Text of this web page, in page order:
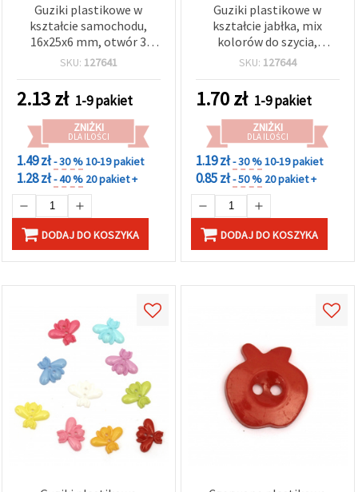
Guziki plastikowe w
kształcie samochodu,
16x25x6 mm, otwór 3
mm, mix kolorów - 10 szt.
SKU: 127641
2.13zł 1-9 pakiet
ZNIŻKI
DLA ILOŚCI
1.49 zł- 30 %10-19 pakiet
1.28 zł- 40 % 20 pakiet +
DODAJ DO KOSZYKA
Guziki plastikowe w
kształcie jabłka, mix
kolorów do szycia,
scrapbookingu, DIY i
otwór 2 mm – zestaw 20
szt.
SKU: 127644
1.70zł 1-9 pakiet
ZNIŻKI
DLA ILOŚCI
1.19 zł- 30 %10-19 pakiet
0.85 zł- 50 % 20 pakiet +
DODAJ DO KOSZYKA